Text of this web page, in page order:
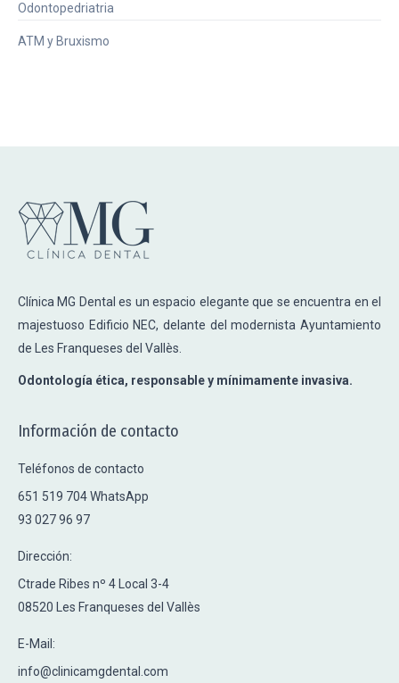
Odontopedriatria
ATM y Bruxismo
Clínica MG Dental es un espacio elegante que se encuentra en el
majestuoso Edificio NEC, delante del modernista Ayuntamiento
de Les Franqueses del Vallès.
Odontología ética, responsable y mínimamente invasiva.
Información de contacto
Teléfonos de contacto
651 519 704 WhatsApp
93 027 96 97
Dirección:
Ctrade Ribes nº 4 Local 3-4
08520 Les Franqueses del Vallès
E-Mail:
info@clinicamgdental.com